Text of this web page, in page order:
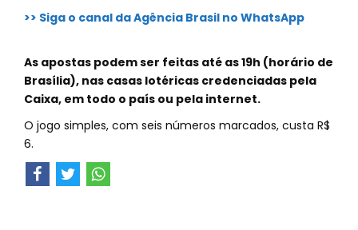
>> Siga o canal da Agência Brasil no WhatsApp
As apostas podem ser feitas até as 19h (horário de
Brasília), nas casas lotéricas credenciadas pela
Caixa, em todo o país ou pela internet.
O jogo simples, com seis números marcados, custa R$
6.